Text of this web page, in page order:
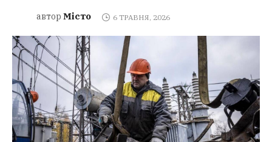
автор Місто 6 ТРАВНЯ, 2026